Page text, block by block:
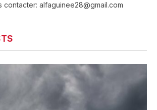
contacter: alfaguinee28@gmail.com